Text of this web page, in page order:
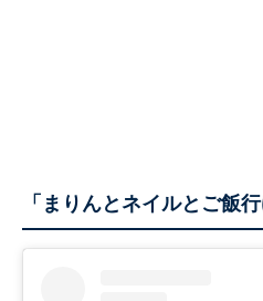
「まりんとネイルとご飯行